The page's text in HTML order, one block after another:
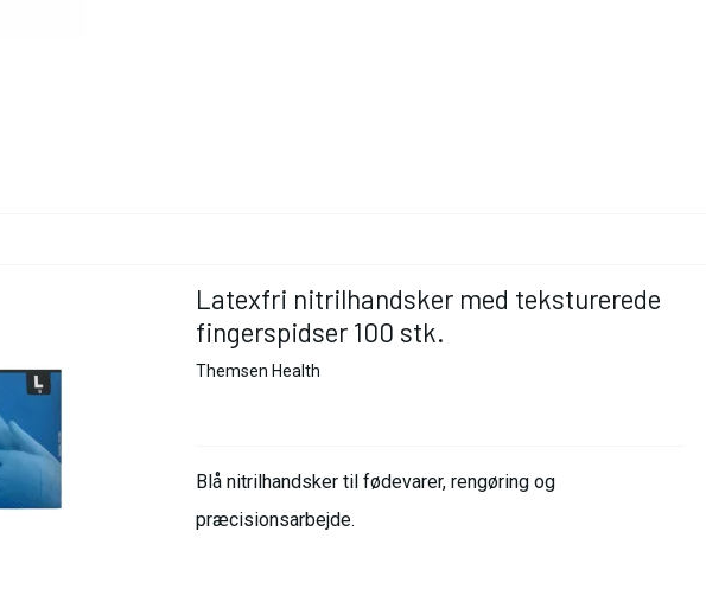
Latexfri nitrilhandsker med teksturerede
fingerspidser 100 stk.
Themsen Health
Blå nitrilhandsker til fødevarer, rengøring og
præcisionsarbejde.